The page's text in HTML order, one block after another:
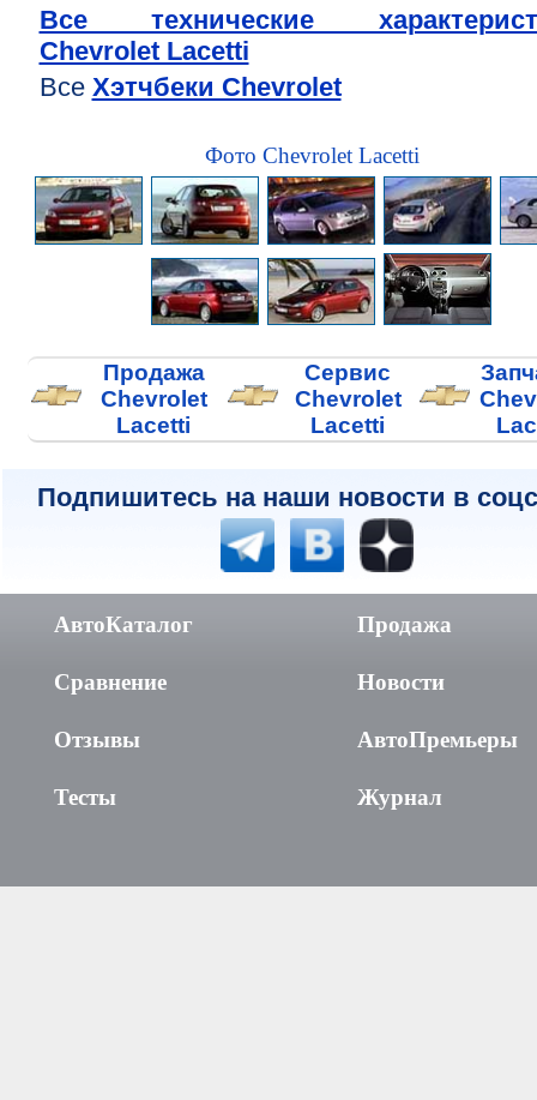
Все технические
Chevrolet Lacetti
Все Хэтчбеки Chevrolet
Фото Chevrolet Lacetti
Продажа
Chevrolet
Lacetti
Сервис
Chevrolet
Lacetti
Подпишитесь на наши новости в
АвтоКаталог
Сравнение
Отзывы
Тесты
Продажа
Новости
АвтоПремьеры
Журнал